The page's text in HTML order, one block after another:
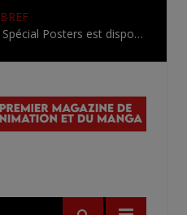
L’AnimeLand Hors-Série – Spécial Posters est disponible !